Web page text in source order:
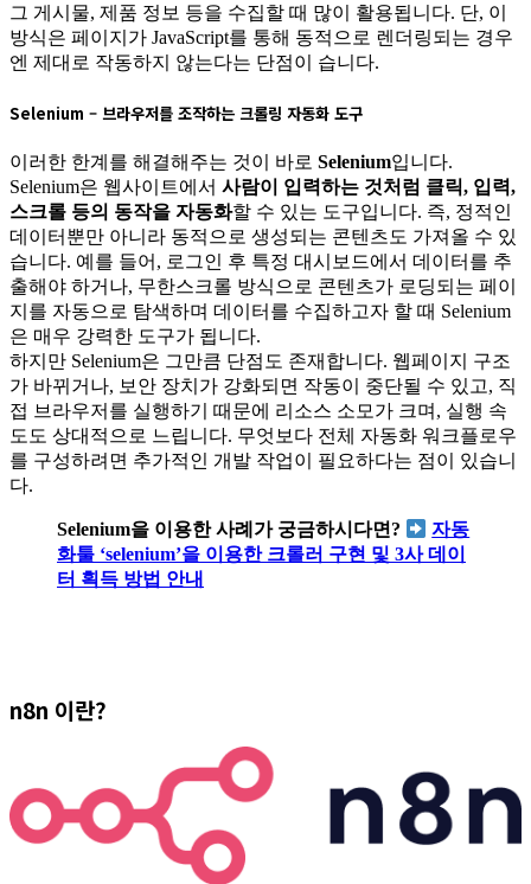
그 게시물, 제품 정보 등을 수집할 때 많이 활용됩니다. 단, 이
방식은 페이지가 JavaScript를 통해 동적으로 렌더링되는 경우
엔 제대로 작동하지 않는다는 단점이 습니다.
Selenium – 브라우저를 조작하는 크롤링 자동화 도구
이러한 한계를 해결해주는 것이 바로 Selenium입니다.
Selenium은 웹사이트에서 사람이 입력하는 것처럼 클릭, 입력,
스크롤 등의 동작을 자동화할 수 있는 도구입니다. 즉, 정적인
데이터뿐만 아니라 동적으로 생성되는 콘텐츠도 가져올 수 있
습니다. 예를 들어, 로그인 후 특정 대시보드에서 데이터를 추
출해야 하거나, 무한스크롤 방식으로 콘텐츠가 로딩되는 페이
지를 자동으로 탐색하며 데이터를 수집하고자 할 때 Selenium
은 매우 강력한 도구가 됩니다.
하지만 Selenium은 그만큼 단점도 존재합니다. 웹페이지 구조
가 바뀌거나, 보안 장치가 강화되면 작동이 중단될 수 있고, 직
접 브라우저를 실행하기 때문에 리소스 소모가 크며, 실행 속
도도 상대적으로 느립니다. 무엇보다 전체 자동화 워크플로우
를 구성하려면 추가적인 개발 작업이 필요하다는 점이 있습니
다.
Selenium을 이용한 사례가 궁금하시다면?
자동
화툴 ‘selenium’을 이용한 크롤러 구현 및 3사 데이
터 획득 방법 안내
n8n 이란?